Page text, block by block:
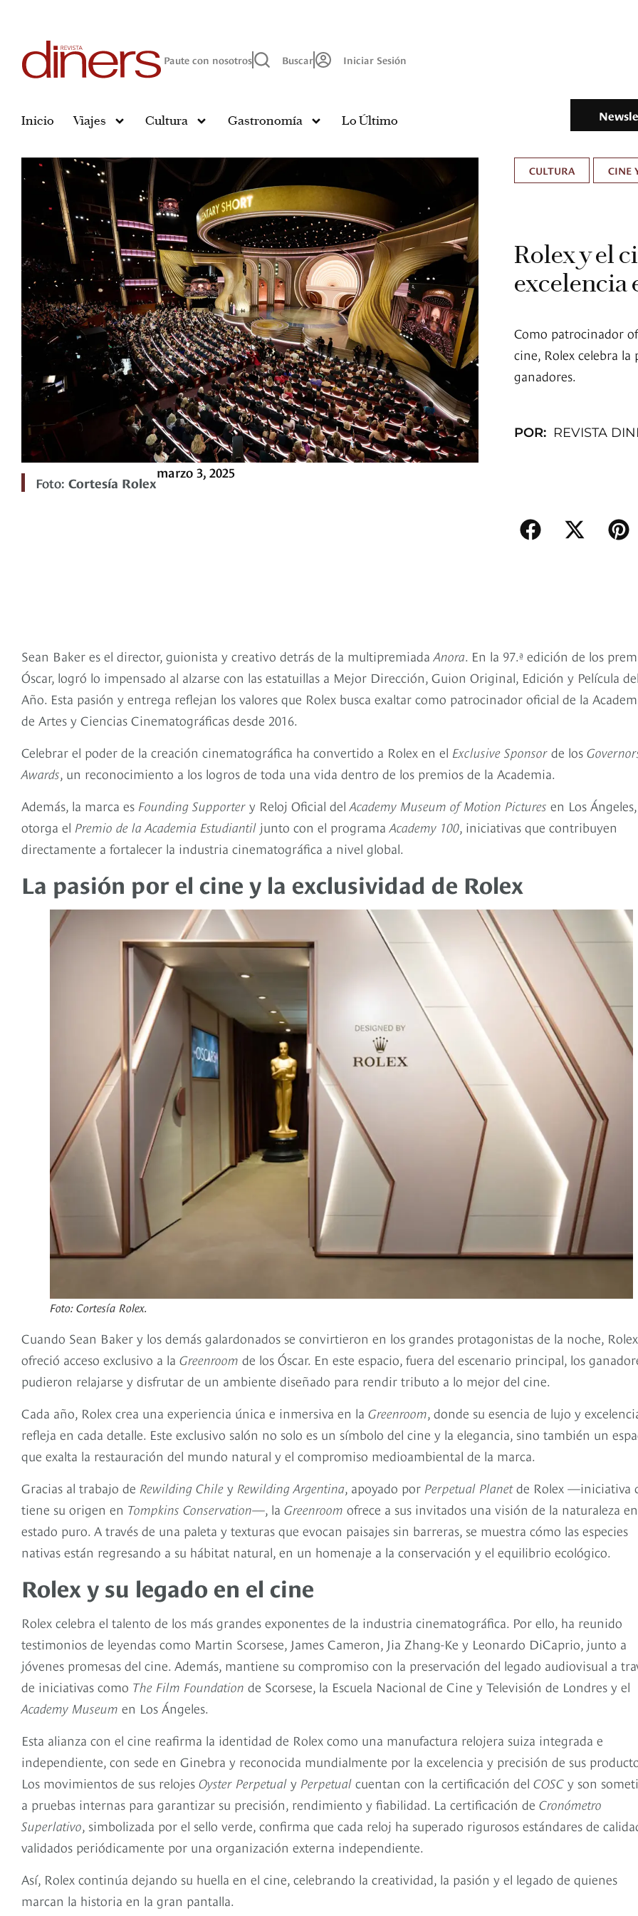
Paute con nosotros Buscar Iniciar Sesión
Inicio Viajes Cultura Gastronomía Lo Último
Foto: Cortesía Rolex
marzo 3, 2025
CULTURA CINE
Rolex y el
excelencia
Como patrocinador
cine, Rolex celebra la
ganadores.
POR: REVISTA
Sean Baker es el director, guionista y creativo detrás de la multipremiadaAnora. En la 97.ª edición de los
Óscar, logró lo impensado al alzarse con las estatuillas a Mejor Dirección, Guion Original, Edición y Película del
Año. Esta pasión y entrega reflejan los valores que Rolex busca exaltar como patrocinador oficial de la
de Artes y Ciencias Cinematográficas desde 2016.
Celebrar el poder de la creación cinematográfica ha convertido a Rolex en el Exclusive Sponsor de los
Awards, un reconocimiento a los logros de toda una vida dentro de los premios de la Academia.
Además, la marca es Founding Supporter y Reloj Oficial delAcademy Museum of Motion Pictures en Los
otorga el Premio de la Academia Estudiantil junto con el programaAcademy 100, iniciativas que contribuyen
directamente a fortalecer la industria cinematográfica a nivel global.
La pasión por el cine y la exclusividad de Rolex
Foto: Cortesía Rolex.
Cuando Sean Baker y los demás galardonados se convirtieron en los grandes protagonistas de la noche,
ofreció acceso exclusivo a la Greenroom de los Óscar. En este espacio, fuera del escenario principal, los
pudieron relajarse y disfrutar de un ambiente diseñado para rendir tributo a lo mejor del cine.
Cada año, Rolex crea una experiencia única e inmersiva en la Greenroom , donde su esencia de lujo y
refleja en cada detalle. Este exclusivo salón no solo es un símbolo del cine y la elegancia, sino también un
que exalta la restauración del mundo natural y el compromiso medioambiental de la marca.
Gracias al trabajo de Rewilding Chile y Rewilding Argentina , apoyado por Perpetual Planetde Rolex —iniciativa
tiene su origen en Tompkins Conservation—, la Greenroom ofrece a sus invitados una visión de la naturaleza
estado puro. A través de una paleta y texturas que evocan paisajes sin barreras, se muestra cómo las especies
nativas están regresando a su hábitat natural, en un homenaje a la conservación y el equilibrio ecológico.
Rolex y su legado en el cine
Rolex celebra el talento de los más grandes exponentes de la industria cinematográfica. Por ello, ha reunido
testimonios de leyendas como Martin Scorsese, James Cameron, Jia Zhang-Ke y Leonardo DiCaprio, junto a
jóvenes promesas del cine. Además, mantiene su compromiso con la preservación del legado audiovisual a
de iniciativas como The Film Foundation de Scorsese, la Escuela Nacional de Cine y Televisión de Londres y el
Academy Museum en Los Ángeles.
Esta alianza con el cine reafirma la identidad de Rolex como una manufactura relojera suiza integrada e
independiente, con sede en Ginebra y reconocida mundialmente por la excelencia y precisión de sus
Los movimientos de sus relojes Oyster Perpetual y Perpetual cuentan con la certificación del COSC y son
a pruebas internas para garantizar su precisión, rendimiento y fiabilidad. La certificación de Cronómetro
Superlativo , simbolizada por el sello verde, confirma que cada reloj ha superado rigurosos estándares de
validados periódicamente por una organización externa independiente.
Así, Rolex continúa dejando su huella en el cine, celebrando la creatividad, la pasión y el legado de quienes
marcan la historia en la gran pantalla.